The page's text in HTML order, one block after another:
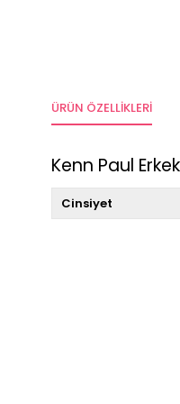
ÜRÜN ÖZELLIKLERI
Kenn Paul
Cinsiyet